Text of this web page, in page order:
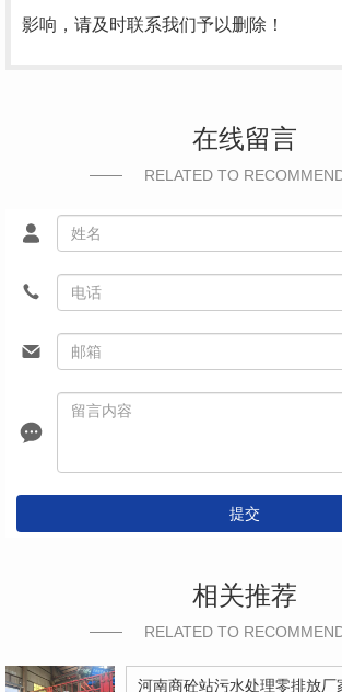
影响，请及时联系我们予以删除！
在线留言
RELATED TO
提交
相关推荐
RELATED TO
河南商砼站污水处理零排放厂